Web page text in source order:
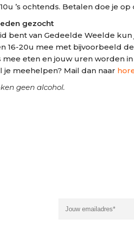
’s ochtends. Betalen doe je
gezocht
bent van Gedeelde Weelde
16-20u mee met bijvoorbeeld
mee eten en jouw uren worden
je meehelpen? Mail dan naar
geen alcohol.